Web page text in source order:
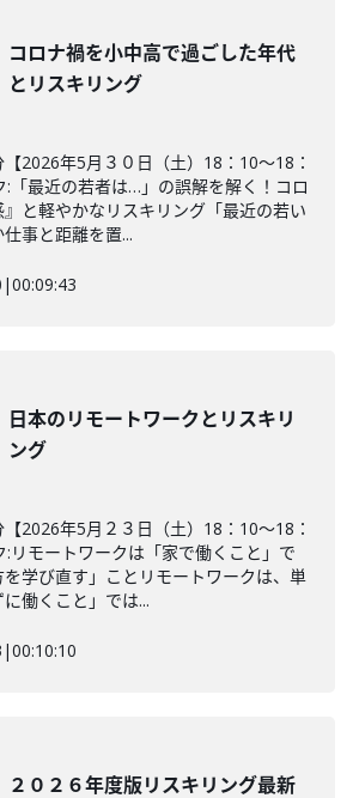
コロナ禍を小中高で過ごした年代
とリスキリング
2026年5月３０日（土）18：10～18：
:「最近の若者は…」の誤解を解く！コロ
と軽やかなリスキリング「最近の若い
事と距離を置...
|00:09:43
日本のリモートワークとリスキリ
ング
2026年5月２３日（土）18：10～18：
:リモートワークは「家で働くこと」で
学び直す」ことリモートワークは、単
働くこと」では...
|00:10:10
２０２６年度版リスキリング最新